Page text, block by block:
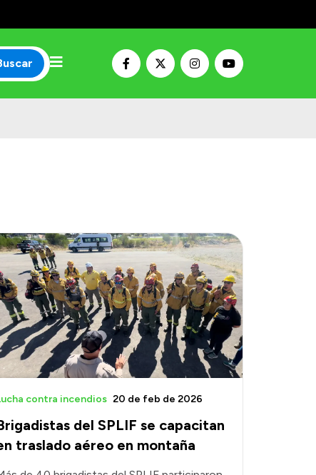
del SPLIF se capacitan
traslado aéreo en montaña
contra incendios 20 de feb de 2026